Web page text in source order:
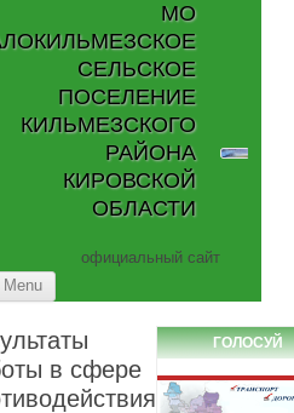
МО
СЕЛЬСКОЕ
ПОСЕЛЕНИЕ
КИЛЬМЕЗСКОГО
РАЙОНА
КИРОВСКОЙ
ОБЛАСТИ
официальный сайт
Menu
в сфере
ГОЛОСУЙ